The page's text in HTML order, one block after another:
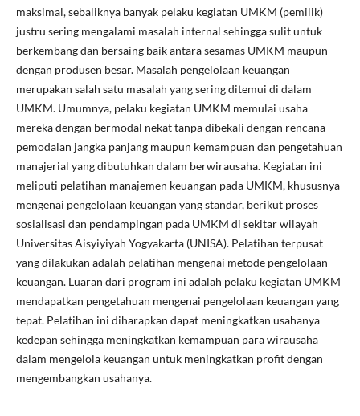
maksimal, sebaliknya banyak pelaku kegiatan UMKM (pemilik)
justru sering mengalami masalah internal sehingga sulit untuk
berkembang dan bersaing baik antara sesamas UMKM maupun
dengan produsen besar. Masalah pengelolaan keuangan
merupakan salah satu masalah yang sering ditemui di dalam
UMKM. Umumnya, pelaku kegiatan UMKM memulai usaha
mereka dengan bermodal nekat tanpa dibekali dengan rencana
pemodalan jangka panjang maupun kemampuan dan pengetahuan
manajerial yang dibutuhkan dalam berwirausaha. Kegiatan ini
meliputi pelatihan manajemen keuangan pada UMKM, khususnya
mengenai pengelolaan keuangan yang standar, berikut proses
sosialisasi dan pendampingan pada UMKM di sekitar wilayah
Universitas Aisyiyiyah Yogyakarta (UNISA). Pelatihan terpusat
yang dilakukan adalah pelatihan mengenai metode pengelolaan
keuangan. Luaran dari program ini adalah pelaku kegiatan UMKM
mendapatkan pengetahuan mengenai pengelolaan keuangan yang
tepat. Pelatihan ini diharapkan dapat meningkatkan usahanya
kedepan sehingga meningkatkan kemampuan para wirausaha
dalam mengelola keuangan untuk meningkatkan profit dengan
mengembangkan usahanya.